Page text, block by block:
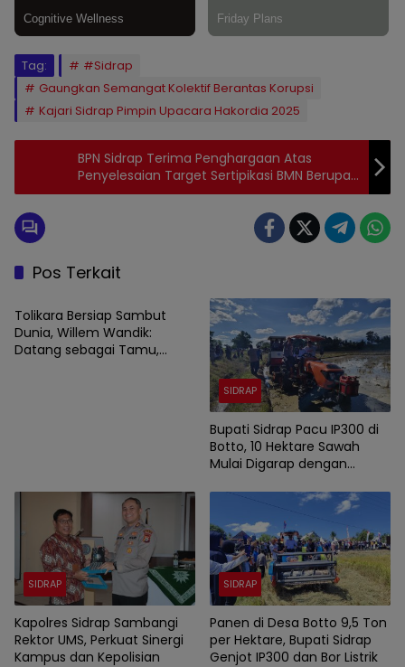
Tag:
#Sidrap
Gaungkan Semangat Kolektif Berantas Korupsi
Kajari Sidrap Pimpin Upacara Hakordia 2025
BPN Sidrap Terima Penghargaan Atas
Penyelesaian Target Sertipikasi BMN Berupa
Tanah Tahun 2025 Dari KPKNL.
Pos Terkait
SIDRAP
Tolikara Bersiap Sambut
Dunia, Willem Wandik:
Datang sebagai Tamu,
SIDRAP
Bupati Sidrap Pacu IP300 di
Botto, 10 Hektare Sawah
Mulai Digarap dengan
SIDRAP
Kapolres Sidrap Sambangi
Rektor UMS, Perkuat Sinergi
Kampus dan Kepolisian
SIDRAP
Panen di Desa Botto 9,5 Ton
per Hektare, Bupati Sidrap
Genjot IP300 dan Bor Listrik